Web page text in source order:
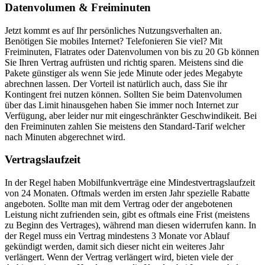
Datenvolumen & Freiminuten
Jetzt kommt es auf Ihr persönliches Nutzungsverhalten an.
Benötigen Sie mobiles Internet? Telefonieren Sie viel? Mit
Freiminuten, Flatrates oder Datenvolumen von bis zu 20 Gb können
Sie Ihren Vertrag aufrüsten und richtig sparen. Meistens sind die
Pakete günstiger als wenn Sie jede Minute oder jedes Megabyte
abrechnen lassen. Der Vorteil ist natürlich auch, dass Sie ihr
Kontingent frei nutzen können. Sollten Sie beim Datenvolumen
über das Limit hinausgehen haben Sie immer noch Internet zur
Verfügung, aber leider nur mit eingeschränkter Geschwindikeit. Bei
den Freiminuten zahlen Sie meistens den Standard-Tarif welcher
nach Minuten abgerechnet wird.
Vertragslaufzeit
In der Regel haben Mobilfunkverträge eine Mindestvertragslaufzeit
von 24 Monaten. Oftmals werden im ersten Jahr spezielle Rabatte
angeboten. Sollte man mit dem Vertrag oder der angebotenen
Leistung nicht zufrienden sein, gibt es oftmals eine Frist (meistens
zu Beginn des Vertrages), während man diesen widerrufen kann. In
der Regel muss ein Vertrag mindestens 3 Monate vor Ablauf
gekündigt werden, damit sich dieser nicht ein weiteres Jahr
verlängert. Wenn der Vertrag verlängert wird, bieten viele der